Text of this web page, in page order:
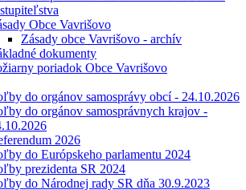
Obce Vavrišovo
Zásady obce Vavrišovo - archív
dokumenty
poriadok Obce Vavrišovo
do orgánov samosprávy obcí - 24.10.2026
do orgánov samosprávnych krajov -
2026
do Európskeho parlamentu 2024
prezidenta SR 2024
do Národnej rady SR dňa 30.9.2023